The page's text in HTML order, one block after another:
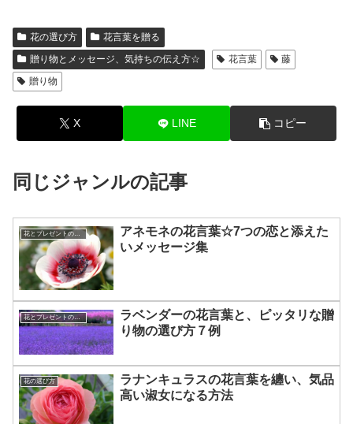
花の選び方
花言葉を贈る
贈り物とメッセージ、気持ちの伝え方☆
花言葉
藤
贈り物
X LINE コピー
同じジャンルの記事
アネモネの花言葉☆7つの恋と添えた
いメッセージ集
花とプレゼントの選び方
ラベンダーの花言葉と、ピッタリな贈
り物の選び方７例
花の選び方
ラナンキュラスの花言葉を纏い、気品
高い淑女になる方法